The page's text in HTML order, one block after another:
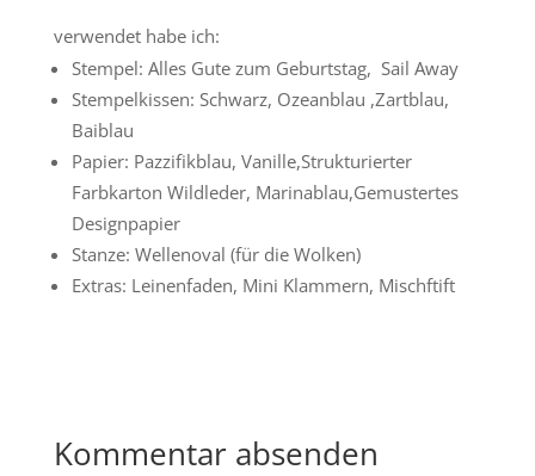
verwendet habe ich:
Stempel: Alles Gute zum Geburtstag, Sail Away
Stempelkissen: Schwarz, Ozeanblau ,Zartblau,
Baiblau
Papier: Pazzifikblau, Vanille,Strukturierter
Farbkarton Wildleder, Marinablau,Gemustertes
Designpapier
Stanze: Wellenoval (für die Wolken)
Extras: Leinenfaden, Mini Klammern, Mischftift
Kommentar absenden